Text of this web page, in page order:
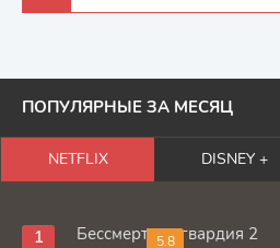
ПОПУЛЯРНЫЕ ЗА МЕСЯЦ
NETFLIX DISNEY +
5.8
Бессмертная гвардия 2